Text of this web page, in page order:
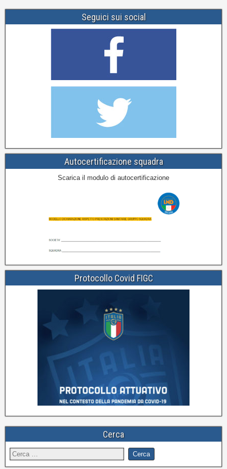
Seguici sui social
Autocertificazione squadra
Scarica il modulo di autocertificazione
Protocollo Covid FIGC
Cerca